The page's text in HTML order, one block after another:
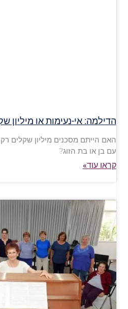
הדילמה: אי-נעימות או מיליון
האם הייתם מסכנים מיליון שקלים
עם בן או בת הזוג?
קראו עוד»